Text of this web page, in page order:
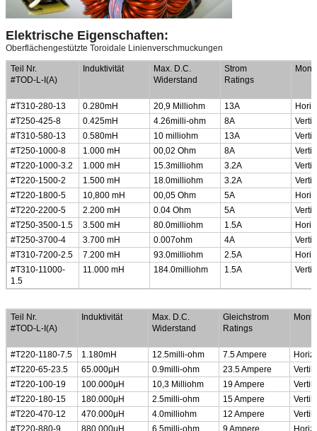
Elektrische Eigenschaften:
Oberflächengestützte Toroidale Linienverschmuckungen
Teil Nr.
#TOD-L-I(A)
Induktivität
Max. D.C.
Widerstand
Strom
Ratings
#T310-280-13 0.280mH 20,9 Milliohm 13A
#T250-425-8
0.425mH 4.26milli-ohm 8A
#T310-580-13
0.580mH 10 milliohm 13A
#T250-1000-8
1.000 mH 00,02 Ohm 8A
#T220-1000-3.2
1.000 mH 15.3milliohm 3.2A
#T220-1500-2
1.500 mH 18.0milliohm 3.2A
#T220-1800-5
10,800 mH 00,05 Ohm 5A
#T220-2200-5
2.200 mH 0.04 Ohm 5A
#T250-3500-1.5
3.500 mH 80.0milliohm 1.5A
#T250-3700-4
3.700 mH 0.007ohm 4A
#T310-7200-2.5
7.200 mH 93.0milliohm 2.5A
#T310-11000-
1.5
11.000 mH 184.0milliohm 1.5A
Teil Nr.
#TOD-L-I(A)
Induktivität
Max. D.C.
Widerstand
Gleichstrom
Ratings
#T220-1180-7.5 1.180mH 12.5milli-ohm 7.5 Ampere
#T220-65-23.5
65.000μH 0.9milli-ohm 23.5 Ampere
#T220-100-19
100.000μH 10,3 Milliohm 19 Ampere
#T220-180-15
180.000μH 2.5milli-ohm 15 Ampere
#T220-470-12
470.000μH 4.0milliohm 12 Ampere
#T220-880-9
880.000μH 6.5milli-ohm 9 Ampere